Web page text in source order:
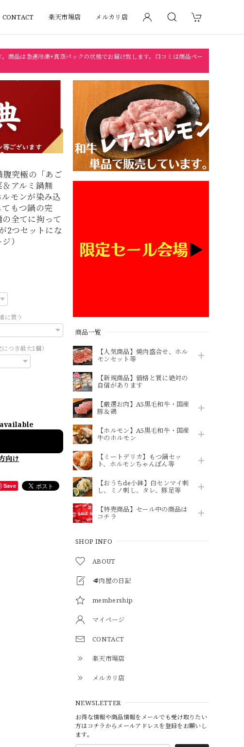
CONTACT 楽天市場店 メルカリ店
商品は急速冷凍+真空パックの状態でお届け致します。口コミは商品ペー
商品一覧
【人気商品】焼肉盛合せ、ホル
モンセット等
【新規商品】価格と質に絶対の
自信があります
【厳選お肉】A5黒毛和牛・国産
豚＆鶏
【ホルモン】A5黒毛和牛・国産
牛のホルモン
【ミートデリカ】もつ鍋セッ
ト、ホルモンちゃんぽん等
【おうちde小鉢】白センマイ刺
し、ミノ刺し、タレ、豚足等
【特売商品】セール中の商品は
コチラ
SHOP INFO
ABOUT
🥩肉屋の日記
membership
マイページ
CONTACT
楽天市場店
メルカリ店
NEWSLETTER
お得な情報や商品情報をメールでも受け取りたい
方はコチラからメールアドレスを登録をお願いし
ます。
腹究極の「あご
アルミ鍋無
モンが染み込
もつ鍋の完
全てに拘って
2つセットにな
）
に買う
つき最大1個）
向け
Save